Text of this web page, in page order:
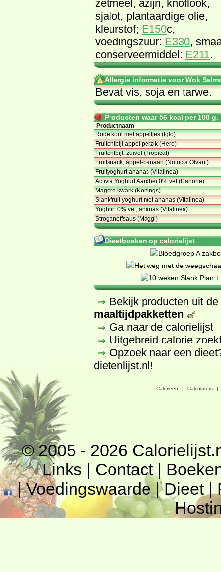
zetmeel, azijn, knoflook,
sjalot, plantaardige olie,
kleurstof; E150c,
voedingszuur: E330,
conserveermiddel: E211.
Allergie informatie voor Wok
Bevat vis, soja en tarwe.
Producten waar 56 kcal per 100
Productnaam
Rode kool met appeltjes (Iglo)
Fruitontbijt appel perzik (Hero)
Fruitontbijt, zuivel (Tropical)
Fruitsnack, appel-banaan (Nutricia Olvarit)
Fruityoghurt ananas (Vilalinea)
Activia Yoghurt Aardbei 0% vet (Danone)
Magere kwark (Konings)
Slankfruit yoghurt met ananas (Vitalinea)
Yoghurt 0% vet, ananas (Vitalinea)
Stroganoffsaus (Maggi)
Dieetboeken op calorielijst
Bekijk producten uit
maaltijdpakketten
Ga naar de calorielijst
Uitgebreid calorie
Opzoek naar een
dietenlijst.nl!
Calorieen | Calculators |
© 2005 - 2026
Links | Contact|
|Voedingswaarde|Dieet|